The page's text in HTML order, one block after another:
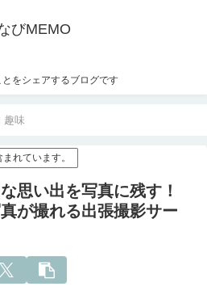
びMEMO
をシェアするブログです
趣味
れています。
思い出を写真に残す！
が撮れる出張撮影サー